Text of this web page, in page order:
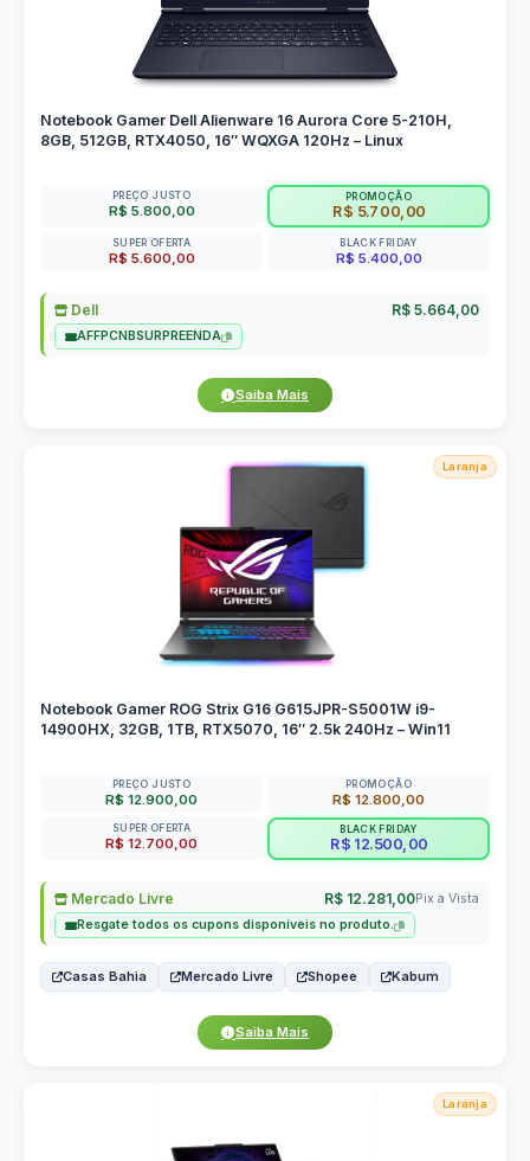
Notebook Gamer Dell Alienware 16 Aurora Core 5-210H,
8GB, 512GB, RTX4050, 16″ WQXGA 120Hz – Linux
PREÇO JUSTO
R$ 5.800,00
PROMOÇÃO
R$ 5.700,00
SUPER OFERTA
R$ 5.600,00
BLACK FRIDAY
R$ 5.400,00
Dell R$ 5.664,00
AFFPCNBSURPREENDA
Saiba Mais
Laranja
Notebook Gamer ROG Strix G16 G615JPR-S5001W i9-
14900HX, 32GB, 1TB, RTX5070, 16″ 2.5k 240Hz – Win11
PREÇO JUSTO
R$ 12.900,00
PROMOÇÃO
R$ 12.800,00
SUPER OFERTA
R$ 12.700,00
BLACK FRIDAY
R$ 12.500,00
Mercado Livre R$ 12.281,00Pix a Vista
Resgate todos os cupons disponíveis no produto.
Casas Bahia Mercado Livre Shopee Kabum
Saiba Mais
Laranja